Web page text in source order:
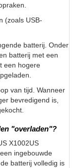
(zoals USB-
batterij. Onder
batterij met een
een hogere
van tijd. Wanneer
bevredigend is,
"overladen"?
X1002US
ingebouwde
batterij volledig is